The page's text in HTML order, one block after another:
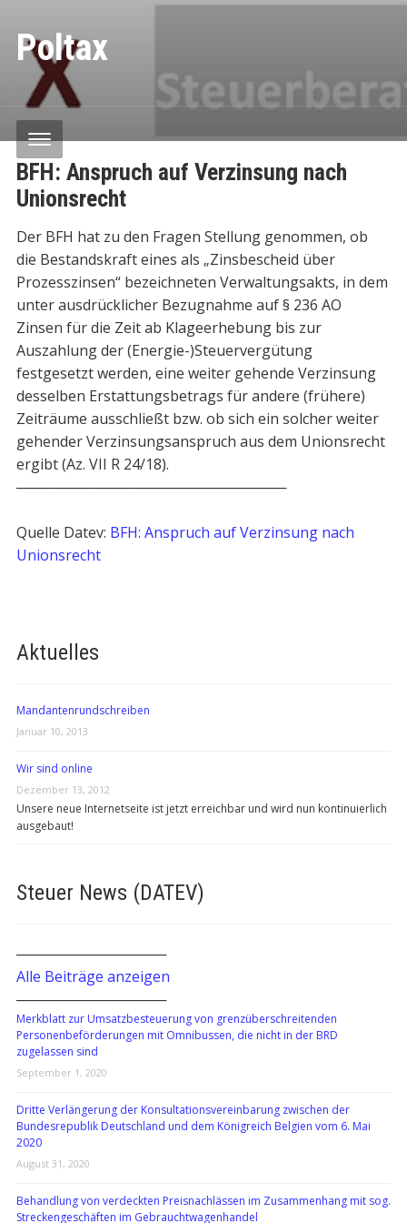
Poltax
Aktuelles
Mandantenrundschreiben
Januar 10, 2013
Wir sind online
Dezember 13, 2012
Unsere neue Internetseite ist jetzt erreichbar und wird nun kontinuierlich
ausgebaut!
BFH: Anspruch auf Verzinsung nach
Unionsrecht
Der BFH hat zu den Fragen Stellung genommen, ob
die Bestandskraft eines als „Zinsbescheid über
Prozesszinsen“ bezeichneten Verwaltungsakts, in dem
unter ausdrücklicher Bezugnahme auf § 236 AO
Zinsen für die Zeit ab Klageerhebung bis zur
Auszahlung der (Energie-)Steuervergütung
festgesetzt werden, eine weiter gehende Verzinsung
desselben Erstattungsbetrags für andere (frühere)
Zeiträume ausschließt bzw. ob sich ein solcher weiter
gehender Verzinsungsanspruch aus dem Unionsrecht
ergibt (Az. VII R 24/18).
───────────────────────────
Quelle Datev: BFH: Anspruch auf Verzinsung nach
Unionsrecht
Steuer News (DATEV)
───────────────
Alle Beiträge anzeigen
───────────────
Merkblatt zur Umsatzbesteuerung von grenzüberschreitenden
Personenbeförderungen mit Omnibussen, die nicht in der BRD
zugelassen sind
September 1, 2020
Dritte Verlängerung der Konsultationsvereinbarung zwischen der
Bundesrepublik Deutschland und dem Königreich Belgien vom 6. Mai
2020
August 31, 2020
Behandlung von verdeckten Preisnachlässen im Zusammenhang mit sog.
Streckengeschäften im Gebrauchtwagenhandel